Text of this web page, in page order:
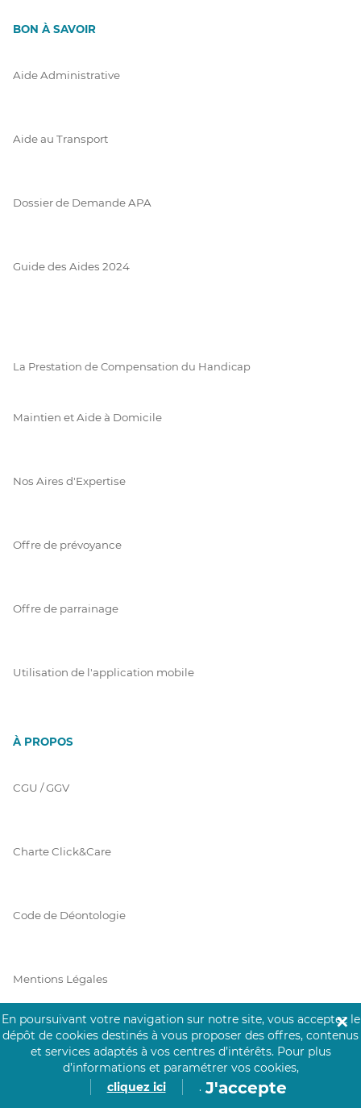
BON À SAVOIR
Aide Administrative
Aide au Transport
Dossier de Demande APA
Guide des Aides 2024
La Prestation de Compensation du Handicap
Maintien et Aide à Domicile
Nos Aires d'Expertise
Offre de prévoyance
Offre de parrainage
Utilisation de l'application mobile
À PROPOS
CGU / GGV
Charte Click&Care
Code de Déontologie
Mentions Légales
Prérequis Click&Care
En poursuivant votre navigation sur notre site, vous acceptez le
dépôt de cookies destinés à vous proposer des offres, contenus
et services adaptés à vos centres d’intérêts. Pour plus
d’informations et paramétrer vos cookies,
cliquez ici
. J'accepte
✕